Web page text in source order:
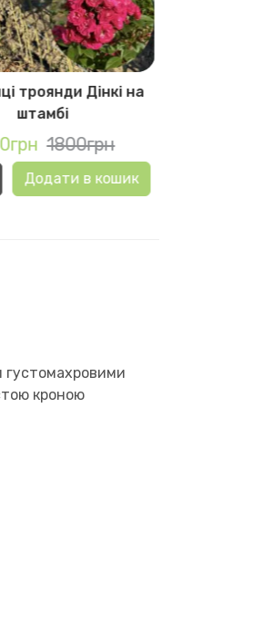
троянди Дінкі на
штамбі
1800грн
Додати в кошик
густомахровими
кроною